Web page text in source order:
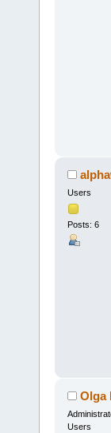
Users
Posts: 6
Olga
Users